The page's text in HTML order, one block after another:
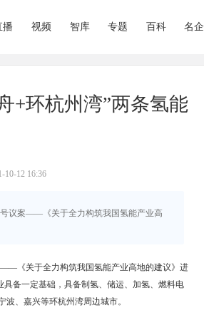
播 视频 智库 专题 百科 名企
+环杭州湾”两条氢能
10-12 16:36
号议案——《关于全力构筑我国氢能产业高
《关于全力构筑我国氢能产业高地的建议》进
备一定基础，具备制氢、储运、加氢、燃料电
、嘉兴等环杭州湾周边城市。